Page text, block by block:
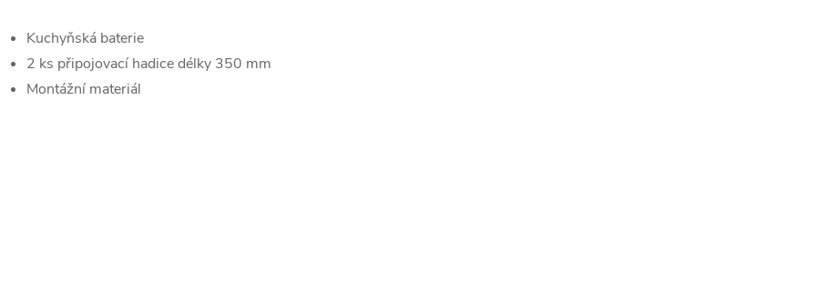
Kuchyňská baterie
2 ks připojovací hadice délky 350 mm
Montážní materiál